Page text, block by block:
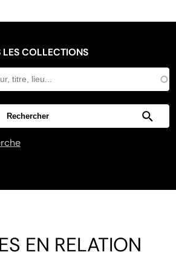
LES COLLECTIONS
EN RELATION